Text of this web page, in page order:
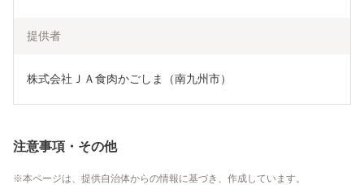
提供者
株式会社ＪＡ食肉かごしま（南九州市）
注意事項・その他
本ページは、提供自治体からの情報に基づき、作成しています。